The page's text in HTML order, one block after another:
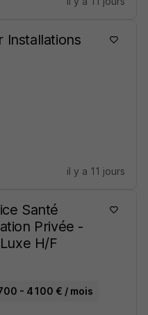
Installations
il y a 11 jours
Santé
Privée -
H/F
- 4 100 € / mois